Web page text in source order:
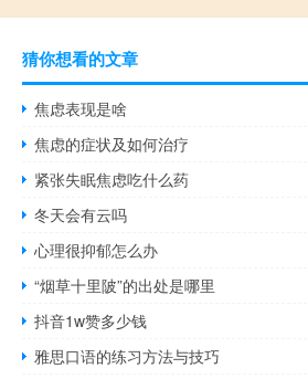
猜你想看的文章
焦虑表现是啥
焦虑的症状及如何治疗
紧张失眠焦虑吃什么药
冬天会有云吗
心理很抑郁怎么办
“烟草十里陂”的出处是哪里
抖音1w赞多少钱
雅思口语的练习方法与技巧